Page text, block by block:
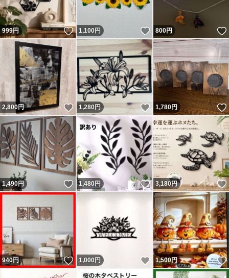
999円 いいね！
1,100円 いいね！
800円
2,800円 いいね！
1,280円 いいね！
1,780円
1,490円 いいね！
1,480円 いいね！
3,180円
940円 いいね！
1,000 円 いいね！
1,500円